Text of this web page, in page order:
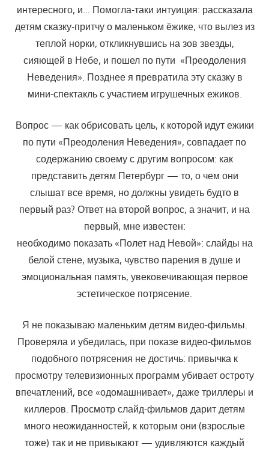
интересного, и… Помогла-таки интуиция: рассказала
детям сказку-притчу о маленьком ёжике, что вылез из
теплой норки, отклик­нувшись на зов звезды,
сияющей в Небе, и пошел по пути «Преодоле­ния
Неведения». Позднее я превратила эту сказку в
мини-спектакль с участием игрушечных ежиков.
Вопрос — как обрисовать цель, к которой идут ежики
по пути «Преодоления Неведения», совпадает по
содержанию своему с другим вопросом: как
представить детям Петербург — то, о чем они
слышат все время, но должны увидеть будто в
первый раз? Ответ на второй вопрос, а значит, и на
первый, мне известен:
необходимо показать «Полет над Невой»: слайды на
белой стене, музыка, чувство парения в душе и
эмоциональная память, увековечивающая первое
эстетическое потрясение.
Я не показываю маленьким детям видео-фильмы.
Проверяла и убедилась, при показе видео-фильмов
подобного потрясения не дос­тичь: привычка к
просмотру телевизионных программ убивает остроту
впечатлений, все «одомашнивает», даже триллеры и
киллеров. Про­смотр слайд-фильмов дарит детям
много неожиданностей, к которым они (взрослые
тоже) так и не привыкают — удивляются каждый